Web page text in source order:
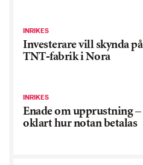
INRIKES
Investerare vill skynda på
TNT-fabrik i Nora
INRIKES
Enade om upprustning –
oklart hur notan betalas